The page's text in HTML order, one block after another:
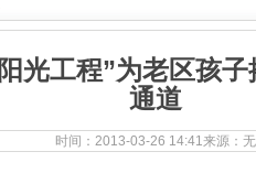
光工程”为老区孩
通道
时间：2013-03-26 14:41来源：无